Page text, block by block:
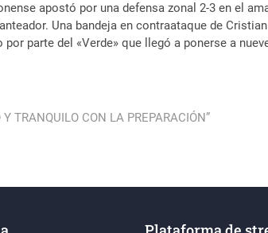
apostó por una defensa zonal 2-3 en el
Una bandeja en contraataque de
por parte del «Verde» que llegó a ponerse a
Y TRANQUILO CON LA PREPARACIÓN”